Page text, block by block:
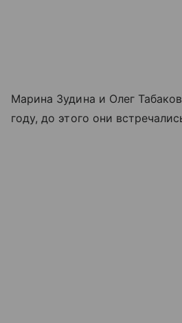
Марина Зудина и Олег
году, до этого они